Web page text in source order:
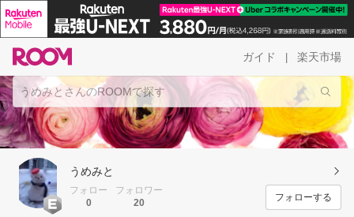
ガイド 楽天市場
うめみと
フォロー
0
フォロワー
20
フォローする